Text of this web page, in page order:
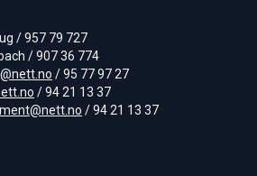
/ 957 79 727
/ 907 36 774
/ 95 77 97 27
/ 94 21 13 37
/ 94 21 13 37